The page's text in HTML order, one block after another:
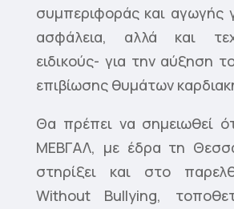
συμπεριφοράς και αγωγής
ασφάλεια, αλλά και
ειδικούς- για την αύξηση
επιβίωσης θυμάτων
Θα πρέπει να σημειωθεί
ΜΕΒΓΑΛ, με έδρα τη
στηρίξει και στο
Without Bullying,